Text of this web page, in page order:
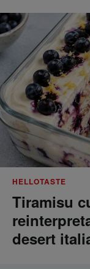
HELLOTASTE
Tiramisu
desert